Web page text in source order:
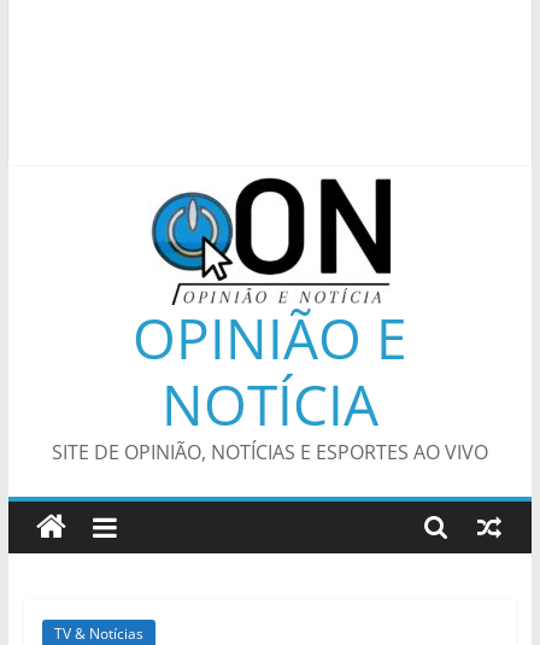
OPINIÃO E
NOTÍCIA
SITE DE OPINIÃO, NOTÍCIAS E ESPORTES AO VIVO
TV & Notícias